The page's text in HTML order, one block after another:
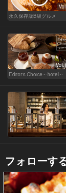
永久保存版B級グルメ
Editor's Choice～hotel～
フォローす